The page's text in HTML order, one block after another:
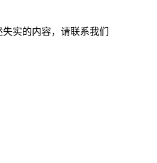
实的内容，请联系我们